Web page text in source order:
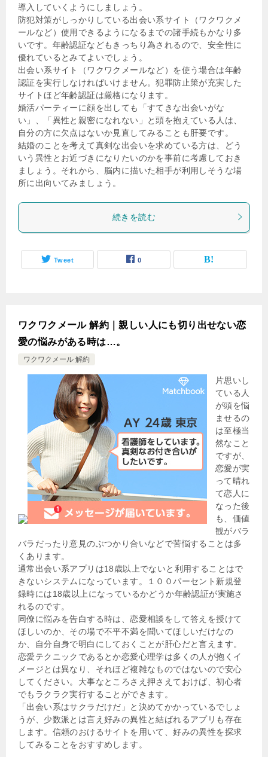
導入していくようにしましょう。
防犯対策がしっかりしている出会い系サイト（ワクワクメ
ールなど）使用できるようになるまでの諸手続もかなり多
いです。年齢認証などもきっちり為されるので、安全性に
優れているとみてよいでしょう。
出会い系サイト（ワクワクメールなど）を使う場合は年齢
認証を実行しなければいけません。犯罪防止策が充実した
サイトほど年齢認証は厳格になります。
婚活パーティーに顔を出しても「すてきな出会いがな
い」、「異性と親密になれない」と頭を抱えている人は、
自分の方に欠点はないか見直してみることも肝要です。
結婚のことを考えて真剣な出会いを求めている方は、どう
いう異性とお近づきになりたいのかを事前に考慮しておき
ましょう。それから、脳内に描いた相手が利用しそうな場
所に出向いてみましょう。
続きを読む
Tweet 0
ワクワクメール 解約｜親しい人にも切り出せない恋
愛の悩みがある時は…。
ワクワクメール 解約
片思いし
ている人
が頭を悩
ませるの
は至極当
然なこと
ですが、
恋愛が実
って晴れ
て恋人に
なった後
も、価値
観がバラ
バラだったり意見のぶつかり合いなどで苦悩することは多
くあります。
通常出会い系アプリは18歳以上でないと利用することはで
きないシステムになっています。１００パーセント新規登
録時には18歳以上になっているかどうか年齢認証が実施さ
れるのです。
同僚に悩みを告白する時は、恋愛相談をして答えを授けて
ほしいのか、その場で不平不満を聞いてほしいだけなの
か、自分自身で明白にしておくことが肝心だと言えます。
恋愛テクニックであるとか恋愛心理学は多くの人が抱くイ
メージとは異なり、それほど複雑なものではないので安心
してください。大事なところさえ押さえておけば、初心者
でもラクラク実行することができます。
「出会い系はサクラだけだ」と決めてかかっているでしょ
うが、少数派とは言え好みの異性と結ばれるアプリも存在
します。信頼のおけるサイトを用いて、好みの異性を探求
してみることをおすすめします。